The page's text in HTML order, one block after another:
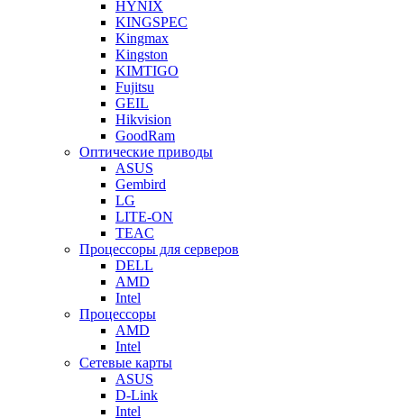
HYNIX
KINGSPEC
Kingmax
Kingston
KIMTIGO
Fujitsu
GEIL
Hikvision
GoodRam
Оптические приводы
ASUS
Gembird
LG
LITE-ON
TEAC
Процессоры для серверов
DELL
AMD
Intel
Процессоры
AMD
Intel
Сетевые карты
ASUS
D-Link
Intel